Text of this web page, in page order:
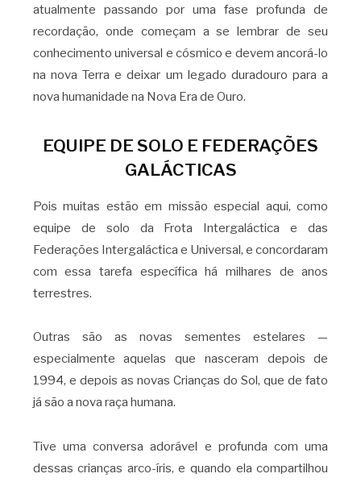
atualmente passando por uma fase profunda de
recordação, onde começam a se lembrar de seu
conhecimento universal e cósmico e devem ancorá-lo
na nova Terra e deixar um legado duradouro para a
nova humanidade na Nova Era de Ouro.
EQUIPE DE SOLO E FEDERAÇÕES
GALÁCTICAS
Pois muitas estão em missão especial aqui, como
equipe de solo da Frota Intergaláctica e das
Federações Intergaláctica e Universal, e concordaram
com essa tarefa específica há milhares de anos
terrestres.
Outras são as novas sementes estelares —
especialmente aquelas que nasceram depois de
1994, e depois as novas Crianças do Sol, que de fato
já são a nova raça humana.
Tive uma conversa adorável e profunda com uma
dessas crianças arco-íris, e quando ela compartilhou